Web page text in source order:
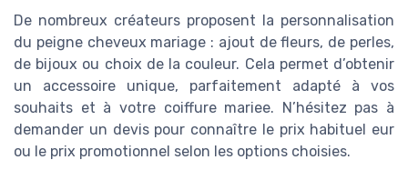
De nombreux créateurs proposent la personnalisation
du peigne cheveux mariage : ajout de fleurs, de perles,
de bijoux ou choix de la couleur. Cela permet d’obtenir
un accessoire unique, parfaitement adapté à vos
souhaits et à votre coiffure mariee. N’hésitez pas à
demander un devis pour connaître le prix habituel eur
ou le prix promotionnel selon les options choisies.